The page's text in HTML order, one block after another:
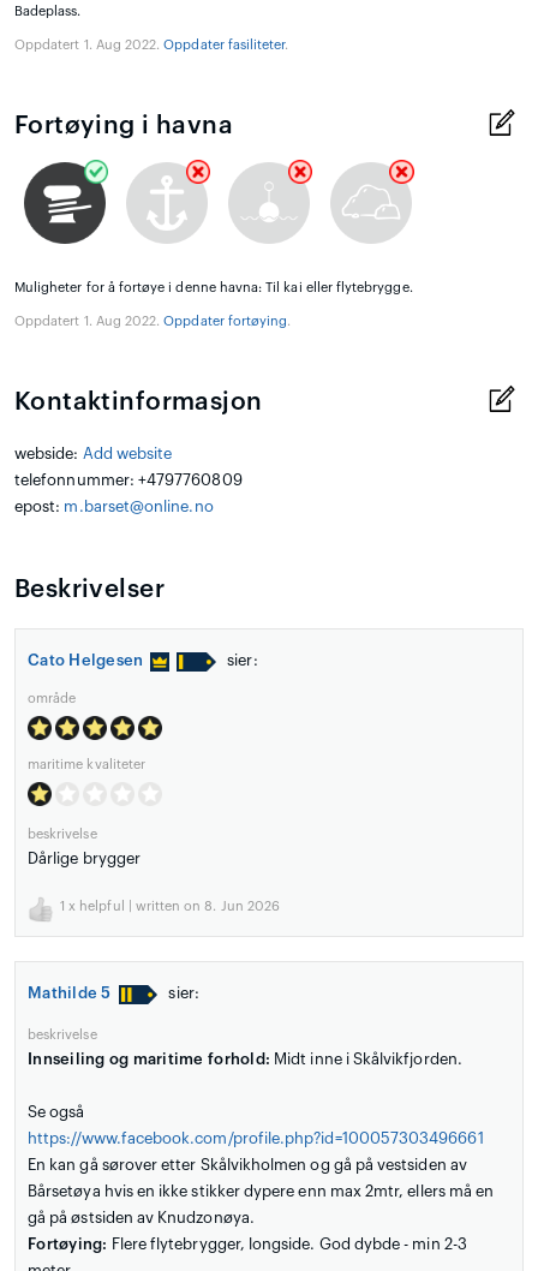
Badeplass.
Oppdatert 1. Aug 2022.Oppdater fasiliteter.
Fortøying i havna
Muligheter for å fortøye i denne havna: Til kai eller flytebrygge.
Oppdatert 1. Aug 2022.Oppdater fortøying.
Kontaktinformasjon
webside: Add website
telefonnummer: +4797760809
epost: m.barset@online.no
Beskrivelser
Cato Helgesen sier:
område
maritime kvaliteter
beskrivelse
Dårlige brygger
1 x helpful | written on 8. Jun 2026
Mathilde 5 sier:
beskrivelse
Innseiling og maritime forhold: Midt inne i Skålvikfjorden.
Se også
https://www.facebook.com/profile.php?id=100057303496661
En kan gå sørover etter Skålvikholmen og gå på vestsiden av
Bårsetøya hvis en ikke stikker dypere enn max 2mtr, ellers må en
gå på østsiden av Knudzonøya.
Fortøying: Flere flytebrygger, longside. God dybde - min 2-3